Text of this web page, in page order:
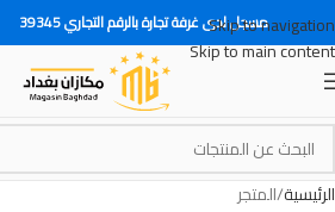
Skip to navigation
Skip to main content
مسجل لدى غرفة تجارة بالرقم التجاري 39345
الرئيسية المتجر